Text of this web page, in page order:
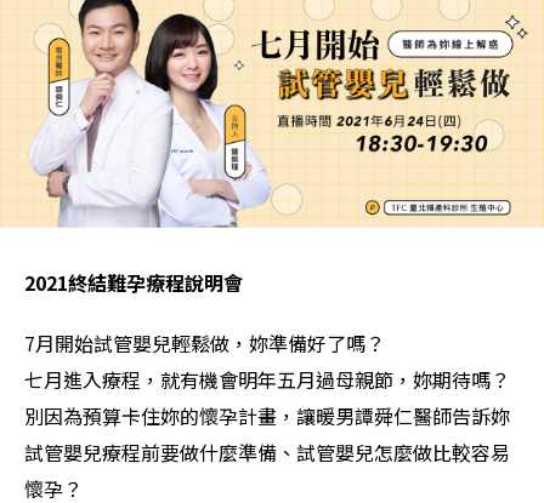
2021終結難孕療程說明會
7月開始試管嬰兒輕鬆做，妳準備好了嗎？
七月進入療程，就有機會明年五月過母親節，妳期待嗎？
別因為預算卡住妳的懷孕計畫，讓暖男譚舜仁醫師告訴妳
試管嬰兒療程前要做什麼準備、試管嬰兒怎麼做比較容易
懷孕？